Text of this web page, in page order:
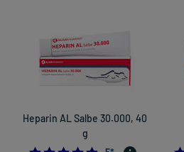
Heparin AL Salbe 30.000, 40
g